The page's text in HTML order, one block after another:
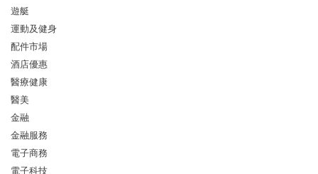
遊艇
運動及健身
配件市場
酒店優惠
醫療健康
醫美
金融
金融服務
電子商務
電子科技